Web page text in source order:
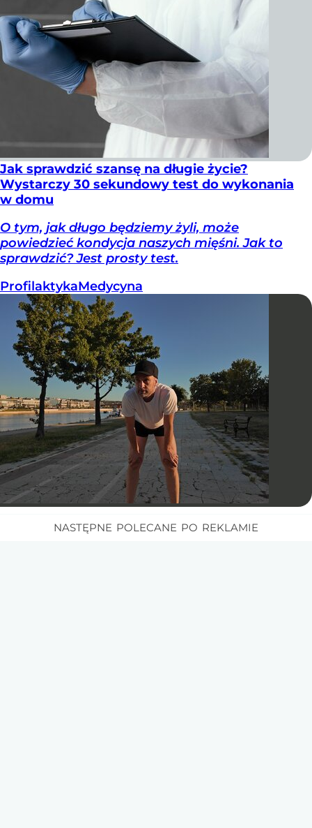
Jak sprawdzić szansę na długie życie?
Wystarczy 30 sekundowy test do wykonania
w domu
O tym, jak długo będziemy żyli, może
powiedzieć kondycja naszych mięśni. Jak to
sprawdzić? Jest prosty test.
ProfilaktykaMedycyna